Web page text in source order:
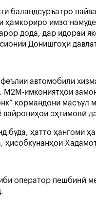
баландсуръатро
имзо
дода, дар идораи
Донишгоҳи
автомобили
имкониятҳои
кормандони масъул
эҳтимолӣ
ҳатто ҳангоми
ҳисобкунанҳои
оператор пешбинӣ